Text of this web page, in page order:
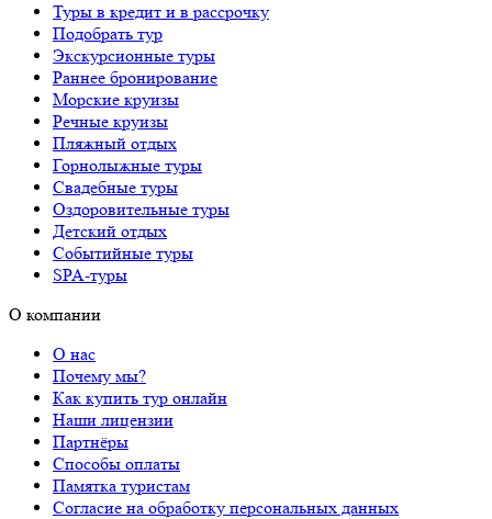
Туры в кредит и в рассрочку
Подобрать тур
Экскурсионные туры
Раннее бронирование
Морские круизы
Речные круизы
Пляжный отдых
Горнолыжные туры
Свадебные туры
Оздоровительные туры
Детский отдых
Событийные туры
SPA-туры
О компании
О нас
Почему мы?
Как купить тур онлайн
Наши лицензии
Партнёры
Способы оплаты
Памятка туристам
Согласие на обработку персональных данных